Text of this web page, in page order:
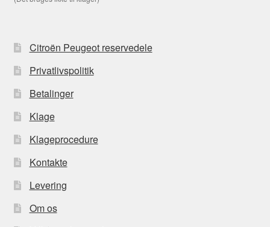
Citroën Peugeot reservedele
Privatlivspolitik
Betalinger
Klage
Klageprocedure
Kontakte
Levering
Om os